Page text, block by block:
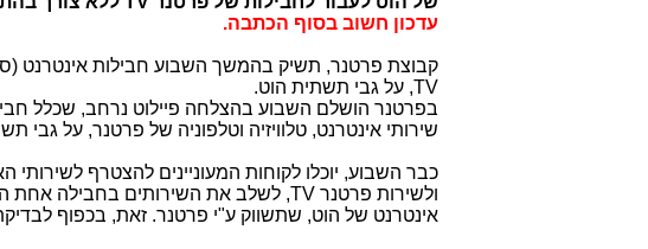
עדכון חשוב בסוף הכתבה.
קבוצת פרטנר, תשיק בהמשך השבוע חבילות אינטרנט
TV, על גבי תשתית הוט.
בפרטנר הושלם השבוע בהצלחה פיילוט נרחב, שכלל
שירותי אינטרנט, טלוויזיה וטלפוניה של פרטנר, על גבי
כבר השבוע, יוכלו לקוחות המעוניינים להצטרף לשירותי
ולשירות פרטנרTV, לשלב את השירותים בחבילה אחת
אינטרנט של הוט, שתשווק ע"י פרטנר. זאת, בכפוף